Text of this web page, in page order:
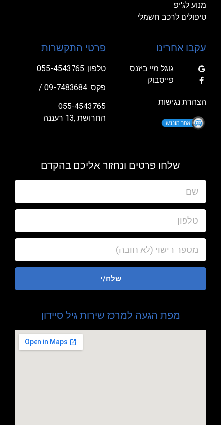
מנוע לג'יפ
טיפולים לרכב חשמלי
עקבו אחרינו
גוגל מיי ביזנס
פייסבוק
הצהרת נגישות
פרטי התקשרות
טלפון: 055-4543765
פקס: 09-7483684 /
055-4543765
החרושת ,13 רעננה
שלחו פרטים ונחזור אליכם בהקדם
שלח/י
מפת הגעה למרכז שירות גיל סיידון